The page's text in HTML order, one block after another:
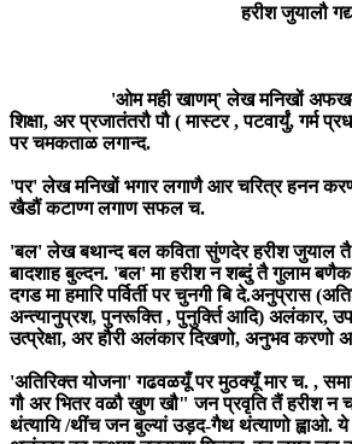
हरीश जुयालौ गद्य
'ओम मही खाणम्' लेख मनिखों अफखवा
शिक्षा, अर प्रजातंतरौ पौ ( मास्टर , पटवार्युं, गर्म
पर चमकताळ लगान्द.
'पर' लेख मनिखों भगार लगाणै आर चरित्र हनन
खैडौं कटाण्ग लगाण सफल च.
'बल' लेख बथान्द बल कविता सुंणदेर हरीश जुयाल
बादशाह बुल्दन. 'बल' मा हरीश न शब्दुं तै गुलाम
दगड मा हमारि पर्विर्ती पर चुनगी बि दे.अनुप्रास
अन्त्यानुप्रश, पुनरूक्ति , पुनुर्क्ति आदि) अलंकार,
उत्प्रेक्षा, अर हौरी अलंकार दिखणो, अनुभव
'अतिरिक्त योजना' गढवळयूँ पर मुठक्यूँ मार च. ,
गौ अर भितर वळौ खुण खौ" जन प्रवृति तैं हरीश न
थंत्यायि /थींच जन बुल्यां उड़द-गैथ थंत्याणो ह्वाओ.